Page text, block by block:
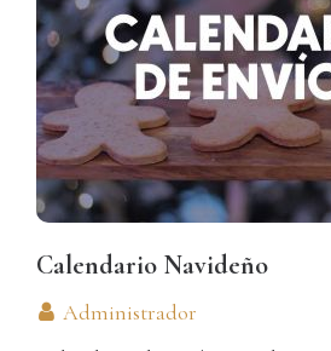
Calendario Navideño
Administrador